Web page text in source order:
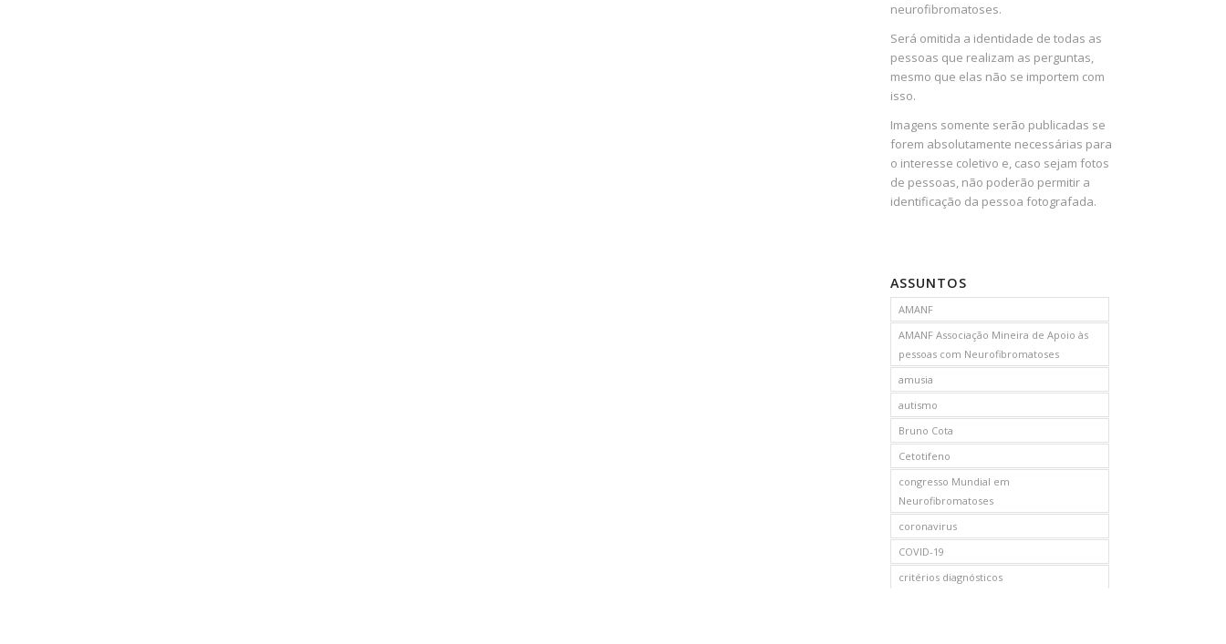
neurofibromatoses.
Será omitida a identidade de todas as
pessoas que realizam as perguntas,
mesmo que elas não se importem com
isso.
Imagens somente serão publicadas se
forem absolutamente necessárias para
o interesse coletivo e, caso sejam fotos
de pessoas, não poderão permitir a
identificação da pessoa fotografada.
ASSUNTOS
AMANF
AMANF Associação Mineira de Apoio às
pessoas com Neurofibromatoses
amusia
autismo
Bruno Cota
Cetotifeno
congresso Mundial em
Neurofibromatoses
coronavirus
COVID-19
critérios diagnósticos